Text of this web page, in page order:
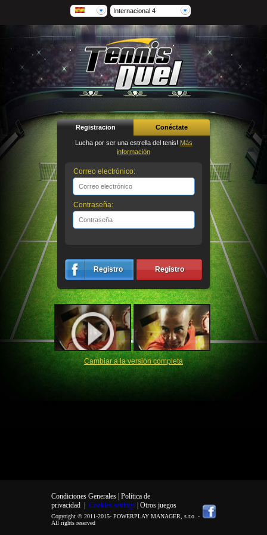
Internacional 4
Registracion Conéctate
Lucha por ser una estrella del tenis! Más
información
Correo electrónico:
Contraseña:
Registro Registro
Cambiar a la versión completa
Condiciones Generales | Política de
privacidad| Cookies settings | Otros juegos
Copyright © 2011-2015- POWERPLAY MANAGER, s.r.o. -
All rights reserved